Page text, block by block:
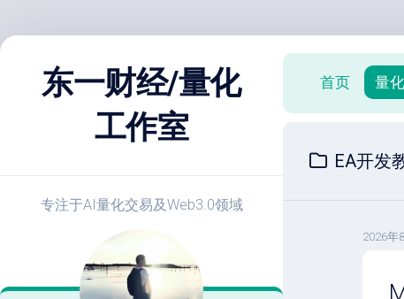
跳
东一财经/量化
工作室
专注于AI量化交易及Web3.0领域
首页 量
策
发
EA开发
2026年